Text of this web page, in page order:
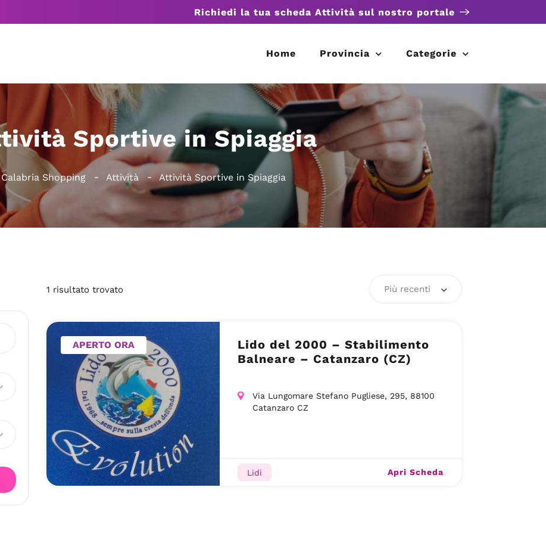
Richiedi la tua scheda Attività sul nostro portale
Home Provincia Categorie
Sportive in Spiaggia
Calabria Shopping Attività Attività Sportive in Spiaggia
1 risultato trovato Più recenti
APERTO ORA
Lido del 2000 – Stabilimento
Balneare – Catanzaro (CZ)
Via Lungomare Stefano Pugliese, 295, 88100
Catanzaro CZ
Lidi Apri Scheda